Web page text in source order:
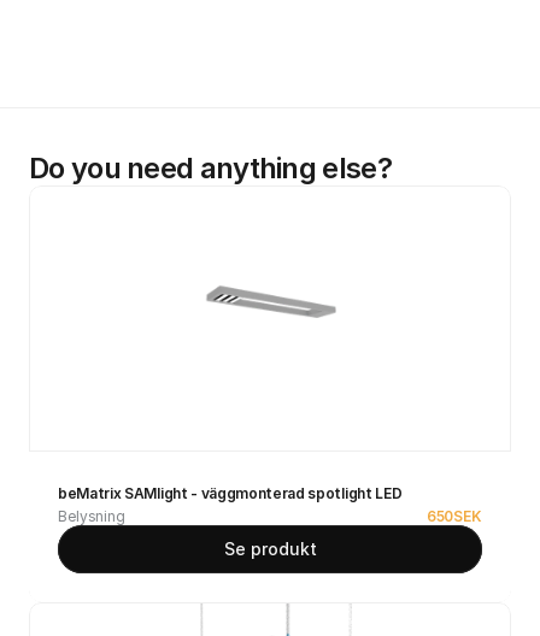
Do you need anything else?
beMatrix SAMlight - väggmonterad spotlight LED
Belysning
650SEK
Se produkt